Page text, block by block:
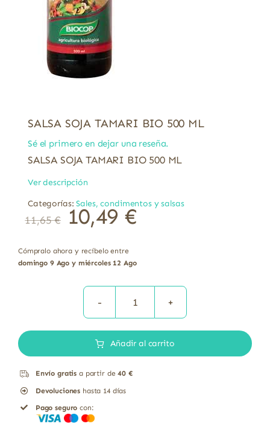
SALSA SOJA TAMARI BIO 500 ML
Sé el primero en dejar una reseña.
SALSA SOJA TAMARI BIO 500 ML
Ver descripción
Categorías:Sales, condimentos y salsas
11,65€ 10,49 €
Cómpralo ahora y recíbelo entre
domingo 9 Ago y miércoles 12 Ago
SALSA
TAMARI
Añadir al carrito
Envío gratis a partir de40 €
Devoluciones hasta 14 días
Pago seguro con: